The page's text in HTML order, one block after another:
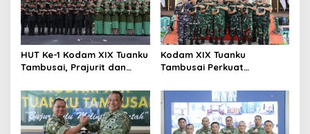
p
o
s
HUT Ke-1 Kodam XIX Tuanku
Tambusai, Prajurit dan
Penghormatan di TMP
Kusuma Dharma
Kodam XIX Tuanku
Tambusai Perkuat
Donor Darah HUT Ke-1